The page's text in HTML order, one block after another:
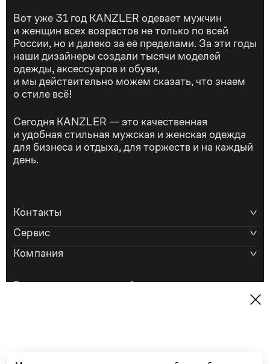
Вот уже 31 год KANZLER одевает мужчин
и женщин всех возрастов не только по всей
России, но и далеко за её пределами. За эти годы
наши дизайнеры создали тысячи моделей
одежды, аксессуаров и обуви,
и мы действительно можем сказать, что знаем
о стиле всё!
Сегодня KANZLER — это качественная
и удобная стильная мужская и женская одежда
для бизнеса и отдыха, для торжеств и на каждый
день.
Контакты
Сервис
Компания
Проконсультируем вас по любым вопросам.